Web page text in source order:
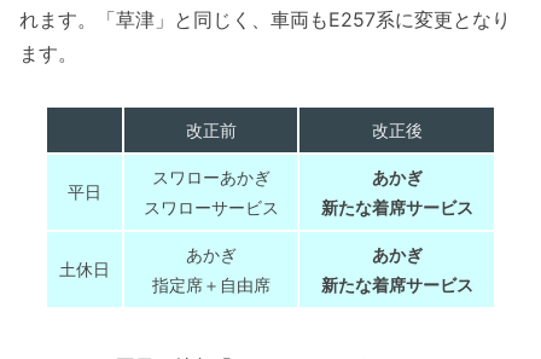
れます。「草津」と同じく、車両もE257系に変更となり
ます。
改正前 改正後
平日
スワローあかぎ
スワローサービス
あかぎ
新たな着席サービス
土休日
あかぎ
指定席＋自由席
あかぎ
新たな着席サービス